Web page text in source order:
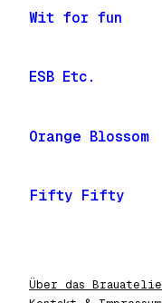
Wit for fun
ESB Etc.
Orange Blossom
Fifty Fifty
Über das